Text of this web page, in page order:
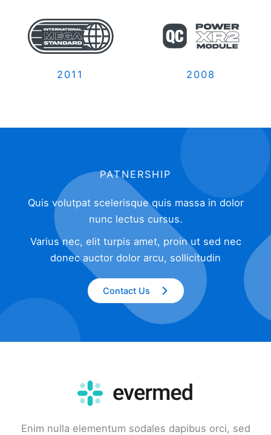
2011 2008
PATNERSHIP
Quis volutpat scelerisque quis massa in dolor
nunc lectus cursus.
Varius nec, elit turpis amet, proin ut sed nec
donec auctor dolor arcu, sollicitudin
Contact Us
Enim nulla elementum sodales dapibus orci, sed